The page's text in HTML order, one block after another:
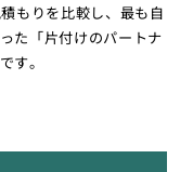
もりを比較し、最も自
た「片付けのパートナ
す。